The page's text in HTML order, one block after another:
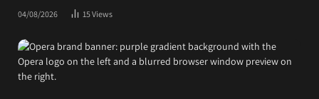
04/08/2026 15Views